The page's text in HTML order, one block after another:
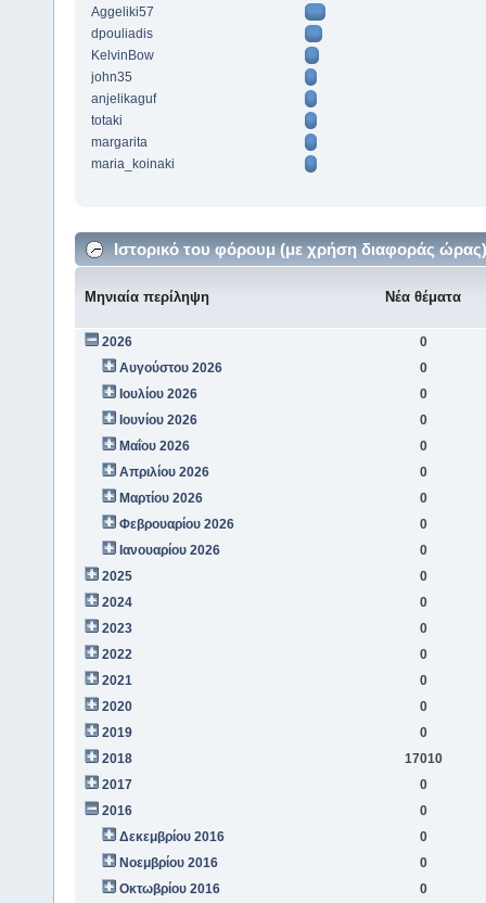
Aggeliki57
dpouliadis
KelvinBow
john35
anjelikaguf
totaki
margarita
maria_koinaki
Ιστορικό του φόρουμ (με χρήση διαφοράς ώρας)
Μηνιαία περίληψη Νέα θέματα
2026
0
Αυγούστου 2026
0
Ιουλίου 2026
0
Ιουνίου 2026
0
Μαΐου 2026
0
Απριλίου 2026
0
Μαρτίου 2026
0
Φεβρουαρίου 2026
0
Ιανουαρίου 2026
0
2025
0
2024
0
2023
0
2022
0
2021
0
2020
0
2019
0
2018
17010
2017
0
2016
0
Δεκεμβρίου 2016
0
Νοεμβρίου 2016
0
Οκτωβρίου 2016
0